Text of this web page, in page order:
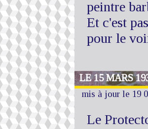
peintre
Et c'est
pour le
LE 15 MARS
mis à jour le 19
Le